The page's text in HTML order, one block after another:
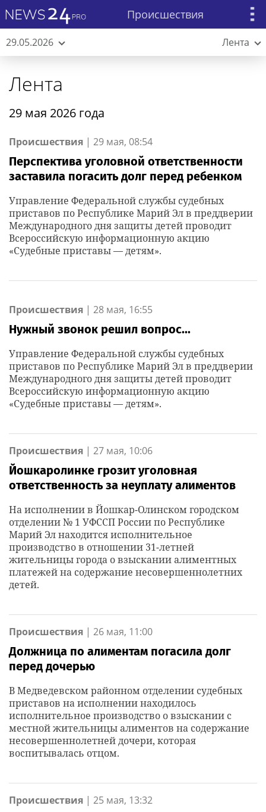
Происшествия
29.05.2026 Лента
Лента
29 мая 2026 года
Происшествия | 29 мая, 08:54
Перспектива уголовной ответственности
заставила погасить долг перед ребенком
Управление Федеральной службы судебных
приставов по Республике Марий Эл в преддверии
Международного дня защиты детей проводит
Всероссийскую информационную акцию
«Судебные приставы — детям».
Происшествия | 28 мая, 16:55
Нужный звонок решил вопрос...
Управление Федеральной службы судебных
приставов по Республике Марий Эл в преддверии
Международного дня защиты детей проводит
Всероссийскую информационную акцию
«Судебные приставы — детям».
Происшествия | 27 мая, 10:06
Йошкаролинке грозит уголовная
ответственность за неуплату алиментов
На исполнении в Йошкар-Олинском городском
отделении № 1 УФССП России по Республике
Марий Эл находится исполнительное
производство в отношении 31-летней
жительницы города о взыскании алиментных
платежей на содержание несовершеннолетних
детей.
Происшествия | 26 мая, 11:00
Должница по алиментам погасила долг
перед дочерью
В Медведевском районном отделении судебных
приставов на исполнении находилось
исполнительное производство о взыскании с
местной жительницы алиментов на содержание
несовершеннолетней дочери, которая
воспитывалась отцом.
Происшествия | 25 мая, 13:32